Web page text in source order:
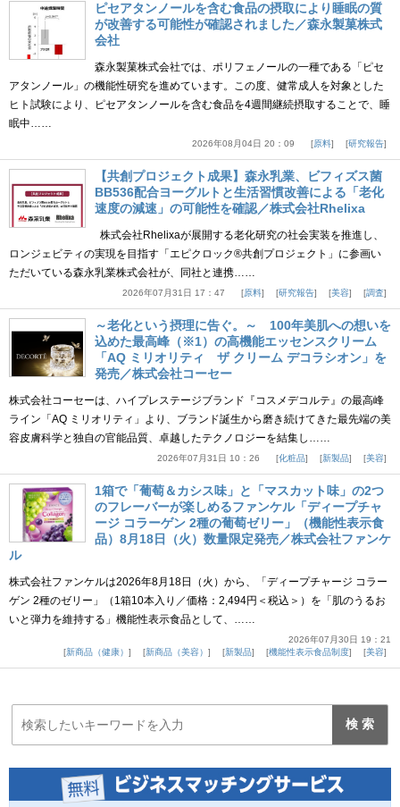
ピセアタンノールを含む食品の摂取により睡眠の質
が改善する可能性が確認されました／森永製菓株式
会社
森永製菓株式会社では、ポリフェノールの一種である「ピセ
アタンノール」の機能性研究を進めています。この度、健常成人を対象とした
ヒト試験により、ピセアタンノールを含む食品を4週間継続摂取することで、睡
眠中……
2026年08月04日 20：09 原料 研究報告
【共創プロジェクト成果】森永乳業、ビフィズス菌
BB536配合ヨーグルトと生活習慣改善による「老化
速度の減速」の可能性を確認／株式会社Rhelixa
株式会社Rhelixaが展開する老化研究の社会実装を推進し、
ロンジェビティの実現を目指す「エピクロック®共創プロジェクト」に参画い
ただいている森永乳業株式会社が、同社と連携……
2026年07月31日 17：47 原料 研究報告 美容 調査
～老化という摂理に告ぐ。～ 100年美肌への想いを
込めた最高峰（※1）の高機能エッセンスクリーム
「AQ ミリオリティ ザ クリーム デコラシオン」を
発売／株式会社コーセー
株式会社コーセーは、ハイプレステージブランド『コスメデコルテ』の最高峰
ライン「AQ ミリオリティ」より、ブランド誕生から磨き続けてきた最先端の美
容皮膚科学と独自の官能品質、卓越したテクノロジーを結集し……
2026年07月31日 10：26 化粧品 新製品 美容
1箱で「葡萄＆カシス味」と「マスカット味」の2つ
のフレーバーが楽しめるファンケル「ディープチャ
ージ コラーゲン 2種の葡萄ゼリー」（機能性表示食
品）8月18日（火）数量限定発売／株式会社ファンケ
ル
株式会社ファンケルは2026年8月18日（火）から、「ディープチャージ コラー
ゲン 2種のゼリー」（1箱10本入り／価格：2,494円＜税込＞）を「肌のうるお
いと弾力を維持する」機能性表示食品として、……
2026年07月30日 19：21
新商品（健康）
新商品（美容） 新製品 機能性表示食品制度 美容